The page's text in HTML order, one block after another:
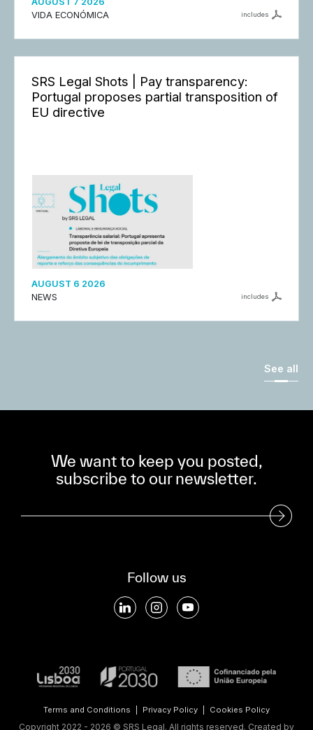
VIDA ECONÓMICA
includes
SRS Legal Shots | Pay transparency:
Portugal proposes partial transposition of
EU directive
AUGUST 6 2026
NEWS
includes
See all
We want to keep you posted,
subscribe to our newsletter.
Subscribe to our Newsletter
Follow us
Terms and Conditions Privacy Policy Cookies Policy
Copyright 2022 - 2026 © SRS Legal. All rights reserved. Created by